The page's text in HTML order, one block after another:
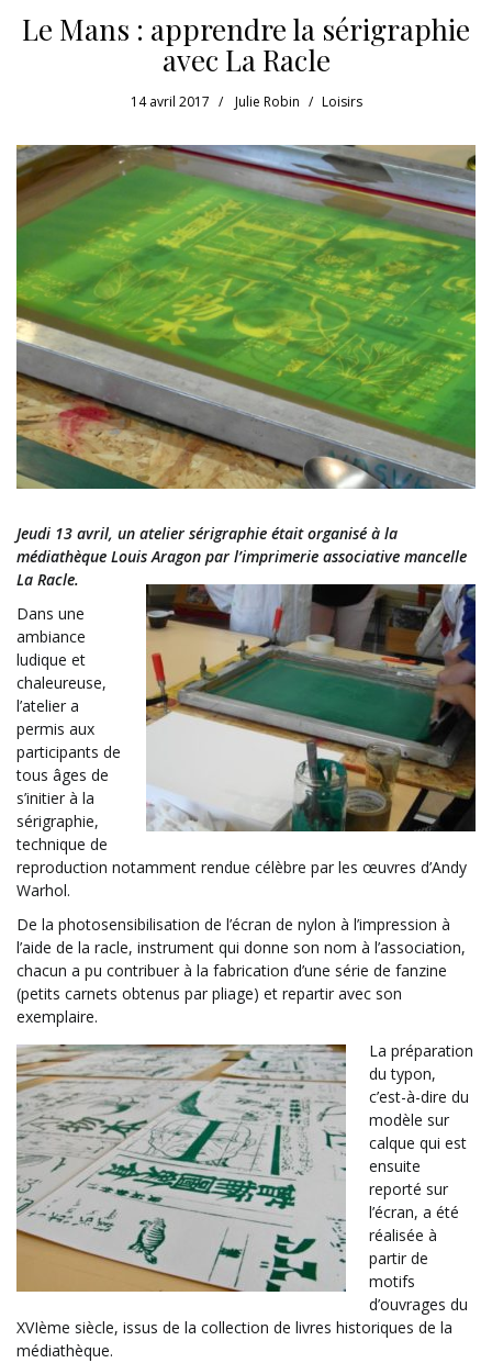
Le Mans : apprendre la sérigraphie
avec La Racle
14 avril 2017 Julie Robin Loisirs
Jeudi 13 avril, un atelier sérigraphie était organisé à la
médiathèque Louis Aragon par l’imprimerie associative mancelle
La Racle.
Dans une
ambiance
ludique et
chaleureuse,
l’atelier a
permis aux
participants de
tous âges de
s’initier à la
sérigraphie,
technique de
reproduction notamment rendue célèbre par les œuvres d’Andy
Warhol.
De la photosensibilisation de l’écran de nylon à l’impression à
l’aide de la racle, instrument qui donne son nom à l’association,
chacun a pu contribuer à la fabrication d’une série de fanzine
(petits carnets obtenus par pliage) et repartir avec son
exemplaire.
La préparation
du typon,
c’est-à-dire du
modèle sur
calque qui est
ensuite
reporté sur
l’écran, a été
réalisée à
partir de
motifs
d’ouvrages du
XVIème siècle, issus de la collection de livres historiques de la
médiathèque.